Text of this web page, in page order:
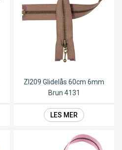
ZI209 Glidelås 60cm 6mm
Brun 4131
LES MER